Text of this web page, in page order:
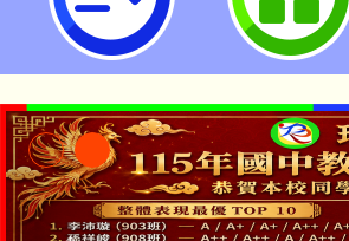
園市立瑞坪國民中學